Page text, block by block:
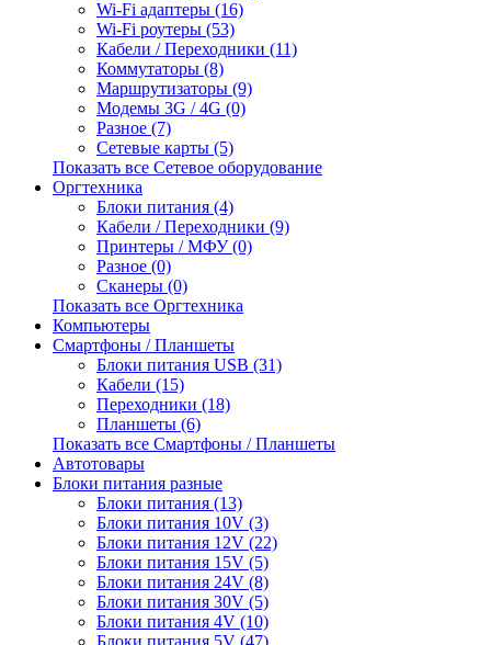
Wi-Fi адаптеры (16)
Wi-Fi роутеры (53)
Кабели / Переходники (11)
Коммутаторы (8)
Маршрутизаторы (9)
Модемы 3G / 4G (0)
Разное (7)
Сетевые карты (5)
Показать все Сетевое оборудование
Оргтехника
Блоки питания (4)
Кабели / Переходники (9)
Принтеры / МФУ (0)
Разное (0)
Сканеры (0)
Показать все Оргтехника
Компьютеры
Смартфоны / Планшеты
Блоки питания USB (31)
Кабели (15)
Переходники (18)
Планшеты (6)
Показать все Смартфоны / Планшеты
Автотовары
Блоки питания разные
Блоки питания (13)
Блоки питания 10V (3)
Блоки питания 12V (22)
Блоки питания 15V (5)
Блоки питания 24V (8)
Блоки питания 30V (5)
Блоки питания 4V (10)
Блоки питания 5V (47)